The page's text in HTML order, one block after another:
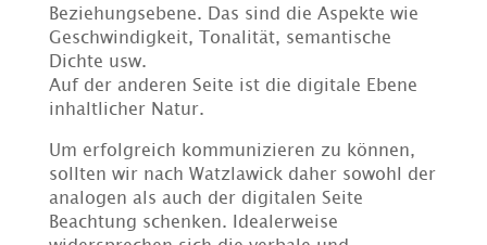
Beziehungsebene. Das sind die Aspekte wie
Geschwindigkeit, Tonalität, semantische
Dichte usw.
Auf der anderen Seite ist die digitale Ebene
inhaltlicher Natur.
Um erfolgreich kommunizieren zu können,
sollten wir nach Watzlawick daher sowohl der
analogen als auch der digitalen Seite
Beachtung schenken. Idealerweise